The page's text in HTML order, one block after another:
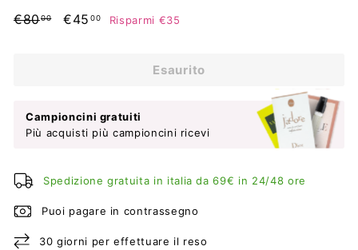
Prezzo
€8000€80,00
Prezzo
€45 00 €45,00
Risparmi €35
Esaurito
Campioncini gratuiti
Più acquisti più campioncini ricevi
Spedizione gratuita in italia da 69€ in 24/48 ore
Puoi pagare in contrassegno
30 giorni per effettuare il reso